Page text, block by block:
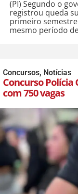
(PI) Segundo o
registrou queda
primeiro
mesmo período
Concursos, Notícias
Concurso Polícia
com 750 vagas